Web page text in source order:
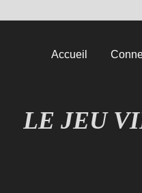
Accueil
MIEUX COMPRENDRE
LE JEU